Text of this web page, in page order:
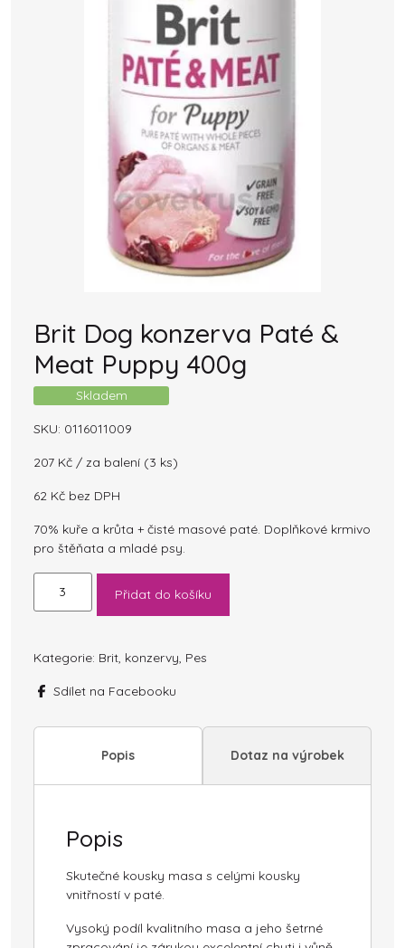
Brit Dog konzerva Paté &
Meat Puppy 400g
Skladem
SKU: 0116011009
207 Kč / za balení (3 ks)
62 Kč bez DPH
70% kuře a krůta + čisté masové paté. Doplňkové krmivo
pro štěňata a mladé psy.
&
Puppy
množství
Přidat do košíku
Kategorie: Brit, konzervy, Pes
Sdílet na Facebooku
Popis Dotaz na výrobek
Popis
Skutečné kousky masa s celými kousky
vnitřností v paté.
Vysoký podíl kvalitního masa a jeho šetrné